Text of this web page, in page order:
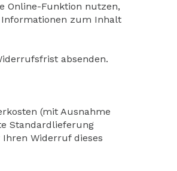
Online-Funktion nutzen,
zum Inhalt
absenden.
(mit Ausnahme
Standardlieferung
Widerruf dieses